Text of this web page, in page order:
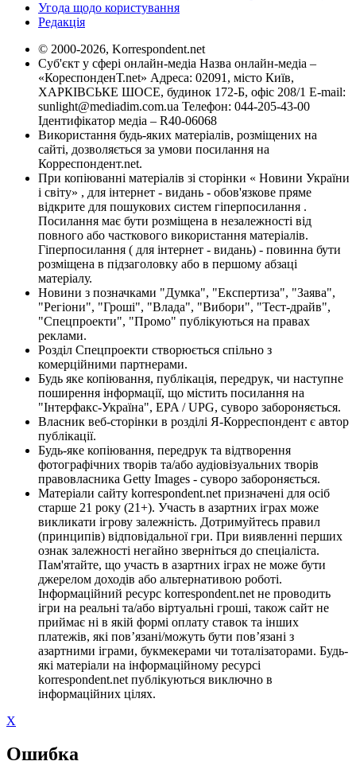
Угода щодо користування
Редакція
© 2000-2026, Korrespondent.net
Суб'єкт у сфері онлайн-медіа Назва онлайн-медіа –
«КореспонденТ.net» Адреса: 02091, місто Київ,
ХАРКІВСЬКЕ ШОСЕ, будинок 172-Б, офіс 208/1 E-mail:
sunlight@mediadim.com.ua Телефон: 044-205-43-00
Ідентифікатор медіа – R40-06068
Використання будь-яких матеріалів, розміщених на
сайті, дозволяється за умови посилання на
Корреспондент.net.
При копіюванні матеріалів зі сторінки « Новини України
і світу» , для інтернет - видань - обов'язкове пряме
відкрите для пошукових систем гіперпосилання .
Посилання має бути розміщена в незалежності від
повного або часткового використання матеріалів.
Гіперпосилання ( для інтернет - видань) - повинна бути
розміщена в підзаголовку або в першому абзаці
матеріалу.
Новини з позначками "Думка", "Експертиза", "Заява",
"Регіони", "Гроші", "Влада", "Вибори", "Тест-драйв",
"Спецпроекти", "Промо" публікуються на правах
реклами.
Розділ Спецпроекти створюється спільно з
комерційними партнерами.
Будь яке копіювання, публікація, передрук, чи наступне
поширення інформації, що містить посилання на
"Інтерфакс-Україна", EPA / UPG, суворо забороняється.
Власник веб-сторінки в розділі Я-Корреспондент є автор
публікації.
Будь-яке копіювання, передрук та відтворення
фотографічних творів та/або аудіовізуальних творів
правовласника Getty Images - суворо забороняється.
Матеріали сайту korrespondent.net призначені для осіб
старше 21 року (21+). Участь в азартних іграх може
викликати ігрову залежність. Дотримуйтесь правил
(принципів) відповідальної гри. При виявленні перших
ознак залежності негайно зверніться до спеціаліста.
Пам'ятайте, що участь в азартних іграх не може бути
джерелом доходів або альтернативою роботі.
Інформаційний ресурс korrespondent.net не проводить
ігри на реальні та/або віртуальні гроші, також сайт не
приймає ні в якій формі оплату ставок та інших
платежів, які пов’язані/можуть бути пов’язані з
азартними іграми, букмекерами чи тоталізаторами. Будь-
які матеріали на інформаційному ресурсі
korrespondent.net публікуються виключно в
інформаційних цілях.
X
Ошибка